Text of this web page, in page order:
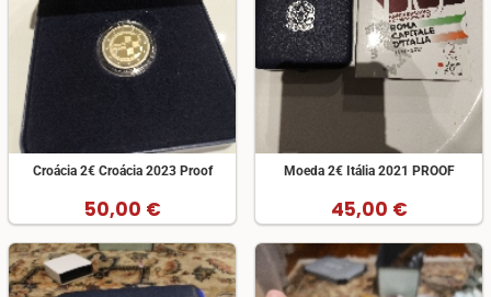
Croácia 2€ Croácia 2023 Proof
50,00 €
Moeda 2€ Itália 2021 PROOF
45,00 €